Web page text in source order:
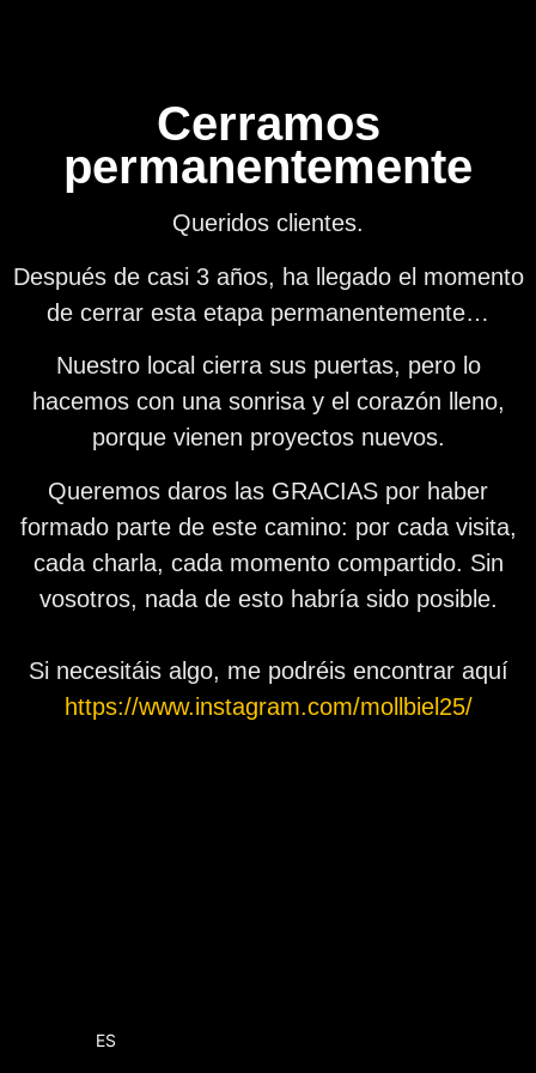
Cerramos
permanentemente
Queridos clientes.
Después de casi 3 años, ha llegado el momento
de cerrar esta etapa permanentemente…
Nuestro local cierra sus puertas, pero lo
hacemos con una sonrisa y el corazón lleno,
porque vienen proyectos nuevos.
Queremos daros las GRACIAS por haber
formado parte de este camino: por cada visita,
cada charla, cada momento compartido. Sin
vosotros, nada de esto habría sido posible.
Si necesitáis algo, me podréis encontrar aquí
https://www.instagram.com/mollbiel25/
ES